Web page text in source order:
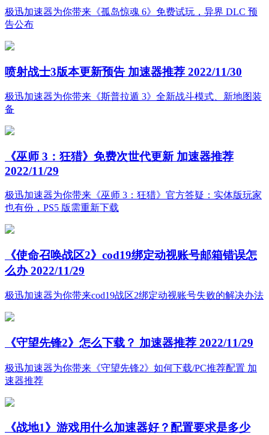
极迅加速器为你带来《孤岛惊魂 6》免费试玩，异界 DLC 预
告公布
喷射战士3版本更新预告 加速器推荐 2022/11/30
极迅加速器为你带来《斯普拉遁 3》全新战斗模式、新地图装
备
《巫师 3：狂猎》免费次世代更新 加速器推荐
2022/11/29
极迅加速器为你带来《巫师 3：狂猎》官方答疑：实体版玩家
也有份，PS5 版需重新下载
《使命召唤战区2》cod19绑定动视账号邮箱错误怎
么办 2022/11/29
极迅加速器为你带来cod19战区2绑定动视账号失败的解决办法
《守望先锋2》怎么下载？ 加速器推荐 2022/11/29
极迅加速器为你带来《守望先锋2》如何下载/PC推荐配置 加
速器推荐
《战地1》游戏用什么加速器好？配置要求是多少